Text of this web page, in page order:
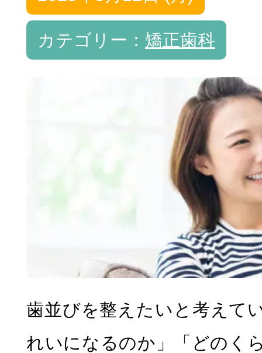
カテゴリー： 矯正歯科
歯並びを整えたいと考えて
れいになるのか」「どのく